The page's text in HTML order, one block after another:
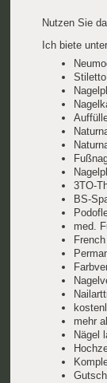
Nutzen Sie
Ich biete
3TO-
BS-
med.
mehr
Nägel